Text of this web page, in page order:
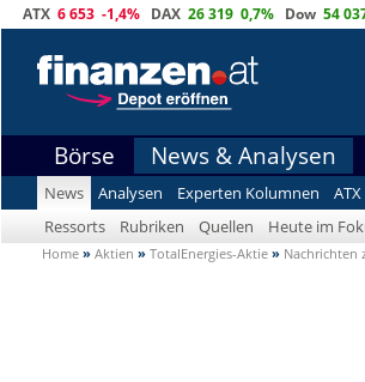
ATX 6 653 -1,4% DAX 26 319 0,7% Dow 54
Börse News & Analysen
News Analysen Experten Kolumnen
Ressorts
Rubriken Quellen Heute im
Home » Aktien » TotalEnergies-Aktie » Nachrichten